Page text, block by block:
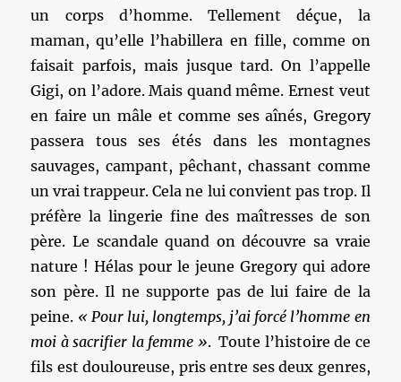
un corps d’homme. Tellement déçue, la
maman, qu’elle l’habillera en fille, comme on
faisait parfois, mais jusque tard. On l’appelle
Gigi, on l’adore. Mais quand même. Ernest veut
en faire un mâle et comme ses aînés, Gregory
passera tous ses étés dans les montagnes
sauvages, campant, pêchant, chassant comme
un vrai trappeur. Cela ne lui convient pas trop. Il
préfère la lingerie fine des maîtresses de son
père. Le scandale quand on découvre sa vraie
nature ! Hélas pour le jeune Gregory qui adore
son père. Il ne supporte pas de lui faire de la
peine. « Pour lui, longtemps, j’ai forcé l’homme en
moi à sacrifier la femme ». Toute l’histoire de ce
fils est douloureuse, pris entre ses deux genres,